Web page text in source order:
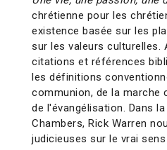
chrétienne pour les
existence basée sur les
sur les valeurs culturelles.
citations et références
les définitions
communion, de la marche
de l'évangélisation. Dans
Chambers, Rick Warren
judicieuses sur le vrai sens